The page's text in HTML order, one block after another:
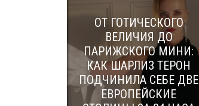
ОТ ГОТИЧЕСКОГО
ВЕЛИЧИЯ ДО
ПАРИЖСКОГО МИНИ:
КАК ШАРЛИЗ ТЕРОН
ПОДЧИНИЛА СЕБЕ ДВЕ
ЕВРОПЕЙСКИЕ